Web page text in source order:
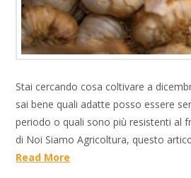
Stai cercando cosa coltivare a
sai bene quali adatte posso essere
periodo o quali sono più resistenti al
di Noi Siamo Agricoltura, questo
Read More